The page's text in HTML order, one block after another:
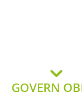
GOVERN